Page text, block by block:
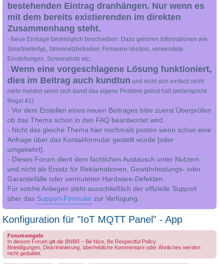
bestehenden Eintrag dranhängen. Nur wenn es
mit dem bereits existierenden im direkten
Zusammenhang steht.
- Neue Einträge bestmöglich beschreiben. Dazu gehören Informationen wie
Smartmetertyp, Stromnetzbetreiber, Firmware-Version, verwendete
Einstellungen, Screenshots etc.
- Wenn eine vorgeschlagene Lösung funktioniert,
dies im Beitrag auch kundtun und nicht sich einfach nicht
mehr melden wenn sich damit das eigene Problem gelöst hat! (widerspricht
Regel #1)
- Vor dem Erstellen eines neuen Beitrages bitte zuerst Überprüfen
ob das Thema schon in den FAQ beantwortet wird.
- Nicht das gleiche Thema hier nochmals posten wenn schon eine
Anfrage über das Kontakformular gestellt wurde [oder
umgekehrt].
- Dieses Forum dient dem fachlichen Austausch unter Nutzern
und nicht als Ersatz für Reklamationen, Gewährleistungs- oder
Garantiefälle oder vermuteten Hardware-Defekten.
Für solche Anliegen steht ausschließlich der offizielle Support
über das Support-Formular zur Verfügung.
Konfiguration für "IoT MQTT Panel" - App
Forumsregeln
In diesem Forum gilt die BNBR – Be Nice, Be Respectful Policy.
Beleidigungen, Diskriminierung, überhebliche Kommentare oder Ähnliches werden
nicht geduldet.